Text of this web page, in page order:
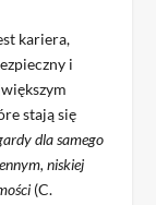
kariera,
i
stają się
dla samego
niskiej
(C.